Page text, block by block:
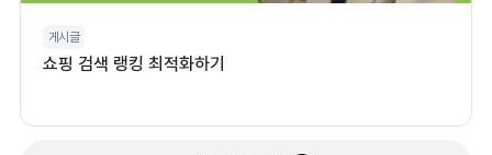
게시글
쇼핑 검색 랭킹 최적화하기